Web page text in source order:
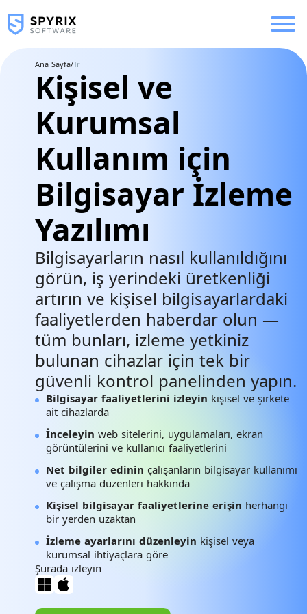
Ana Sayfa/Tr
Kişisel ve
Kurumsal
Kullanım için
Bilgisayar İzleme
Yazılımı
Bilgisayarların nasıl kullanıldığını
görün, iş yerindeki üretkenliği
artırın ve kişisel bilgisayarlardaki
faaliyetlerden haberdar olun —
tüm bunları, izleme yetkiniz
bulunan cihazlar için tek bir
güvenli kontrol panelinden yapın.
Bilgisayar faaliyetlerini izleyin kişisel ve şirkete
ait cihazlarda
İnceleyin web sitelerini, uygulamaları, ekran
görüntülerini ve kullanıcı faaliyetlerini
Net bilgiler edinin çalışanların bilgisayar kullanımı
ve çalışma düzenleri hakkında
Kişisel bilgisayar faaliyetlerine erişin herhangi
bir yerden uzaktan
İzleme ayarlarını düzenleyin kişisel veya
kurumsal ihtiyaçlara göre
Şurada izleyin